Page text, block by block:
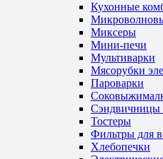
Кухонные
Миксеры
Мини-печи
Мультиварки
Мясорубки
Пароварки
Сэндвичницы
Тостеры
Фильтры для
Хлебопечки